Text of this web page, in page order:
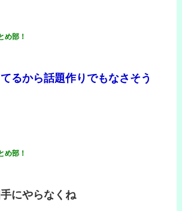
部！
るから話題作りでもなさそう
部！
にやらなくね